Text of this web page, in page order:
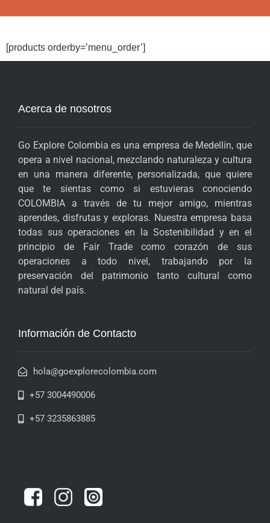
[products orderby=’menu_order’]
Acerca de nosotros
Go Explore Colombia es una empresa de Medellín, que
opera a nivel nacional, mezclando naturaleza y cultura
en una manera diferente, personalizada, que quiere
que te sientas como si estuvieras conociendo
COLOMBIA a través de tu mejor amigo, mientras
aprendes, disfrutas y exploras. Nuestra empresa basa
todas sus operaciones en la Sostenibilidad y en el
principio de Fair Trade como corazón de sus
operaciones a todo nivel, trabajando por la
preservación del patrimonio tanto cultural como
natural del país.
Información de Contacto
hola@goexplorecolombia.com
+57 3004490006
+57 3235863885